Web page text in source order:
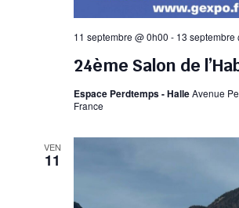
24ème Salon de
11 septembre @ 0h00 - 13 septembre
Espace Perdtemps - HalleAvenue
France
VEN
11